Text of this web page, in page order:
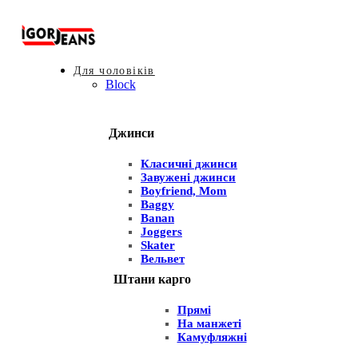
Для чоловіків
Block
Джинси
Класичні джинси
Завужені джинси
Boyfriend, Mom
Baggy
Banan
Joggers
Skater
Вельвет
Штани карго
Прямі
На манжеті
Камуфляжні